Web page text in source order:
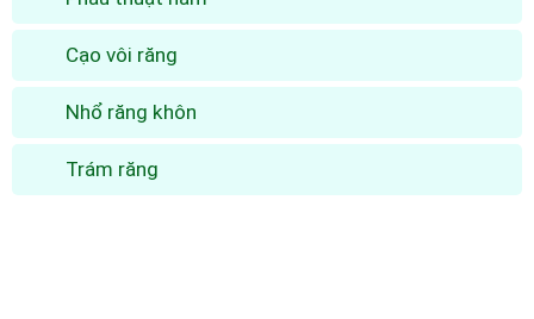
Cạo vôi răng
Nhổ răng khôn
Trám răng